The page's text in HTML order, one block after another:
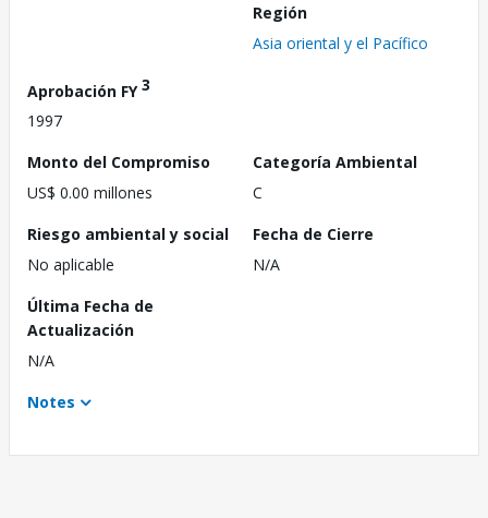
Región
Asia oriental y el Pacífico
Aprobación FY3
1997
Monto del Compromiso
US$ 0.00 millones
Categoría Ambiental
C
Riesgo ambiental y social
No aplicable
Fecha de Cierre
N/A
Última Fecha de
Actualización
N/A
Notes